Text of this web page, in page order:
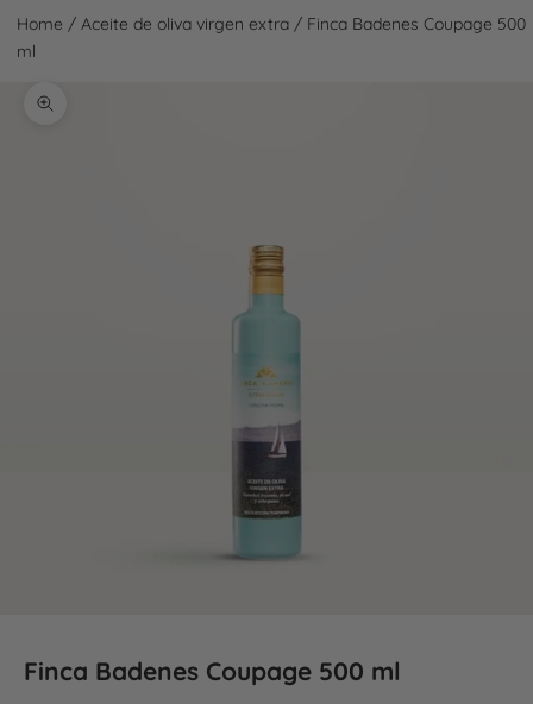
Home / Aceite de oliva virgen extra / Finca Badenes Coupage 500
ml
Zoom
Finca Badenes Coupage 500 ml